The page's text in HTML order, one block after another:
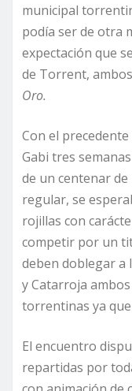
municipal
podía ser de otra
expectación que
de Torrent,
Oro.
Con el
Gabi tres
de un centenar
regular, se
rojillas con
competir por un
deben doblegar a
y Catarroja
torrentinas ya
El encuentro
repartidas por